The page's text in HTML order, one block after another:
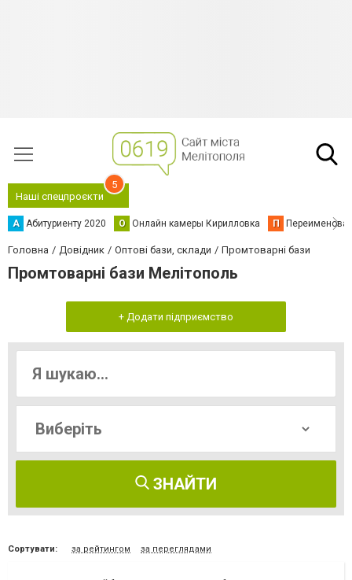
Наші спецпроєкти
5
А Абитуриенту 2020 О Онлайн камеры Кирилловка П
Головна Довідник Оптові бази, склади Промтоварні бази
Промтоварні бази Мелітополь
+ Додати підприємство
ЗНАЙТИ
Сортувати: за рейтингом за переглядами